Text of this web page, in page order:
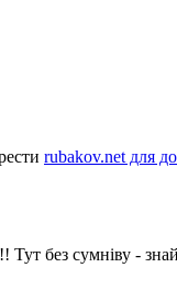
rubakov.net для
без сумніву -